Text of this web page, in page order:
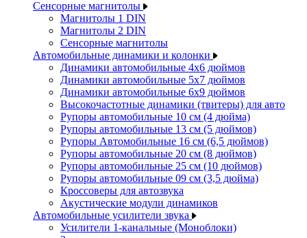
Сенсорные магнитолы
Магнитолы 1 DIN
Магнитолы 2 DIN
Сенсорные магнитолы
Автомобильные динамики и колонки
Динамики автомобильные 4x6 дюймов
Динамики автомобильные 5x7 дюймов
Динамики автомобильные 6x9 дюймов
Высокочастотные динамики (твитеры) для авто
Рупоры автомобильные 10 см (4 дюйма)
Рупоры автомобильные 13 см (5 дюймов)
Рупоры Автомобильные 16 см (6,5 дюймов)
Рупоры автомобильные 20 см (8 дюймов)
Рупоры автомобильные 25 см (10 дюймов)
Рупоры автомобильные 09 см (3,5 дюйма)
Кроссоверы для автозвука
Акустические модули динамиков
Автомобильные усилители звука
Усилители 1-канальные (Моноблоки)